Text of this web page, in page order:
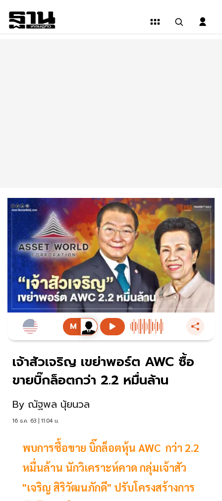
เจ้าสัวเจริญ เขย่าพอร์ต AWC ซื้อ
ขายบิ๊กล็อตกว่า 2.2 หมื่นล้าน
By ณัฐพล นุ้ยนวล
16 ธ.ค. 63 | 11:04 น.
พบการซื้อขาย บิ๊กล็อตหุ้น AWC กว่า 2.2
หมื่นล้าน นักวิเคราะห์คาด กลุ่มเจ้าสัว
"เจริญ สิริวัฒนภักดี" ปรับโครงสร้างการ